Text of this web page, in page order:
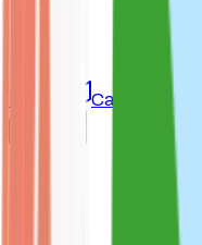
Cannabis Karte